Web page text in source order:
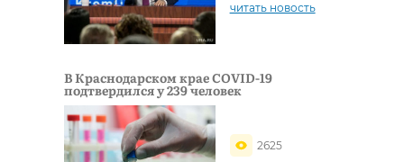
читать новость
В Краснодарском крае COVID-19
подтвердился у 239 человек
2625